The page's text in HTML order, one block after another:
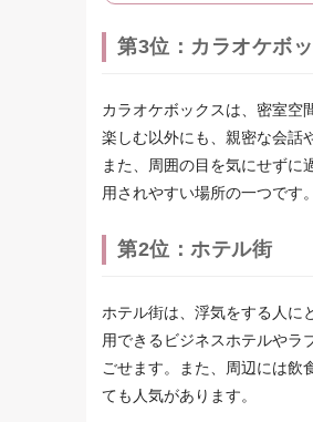
第3位：カラオケボ
カラオケボックスは、密室空
楽しむ以外にも、親密な会話
また、周囲の目を気にせずに
用されやすい場所の一つです。
第2位：ホテル街
ホテル街は、浮気をする人に
用できるビジネスホテルやラ
ごせます。また、周辺には飲
ても人気があります。